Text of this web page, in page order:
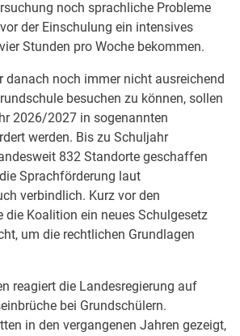
noch sprachliche Probleme
der Einschulung ein intensives
Stunden pro Woche bekommen.
danach noch immer nicht ausreichend
besuchen zu können, sollen
2026/2027 in sogenannten
werden. Bis zu Schuljahr
832 Standorte geschaffen
Sprachförderung laut
verbindlich. Kurz vor den
die Koalition ein neues Schulgesetz
um die rechtlichen Grundlagen
reagiert die Landesregierung auf
bei Grundschülern.
in den vergangenen Jahren gezeigt,